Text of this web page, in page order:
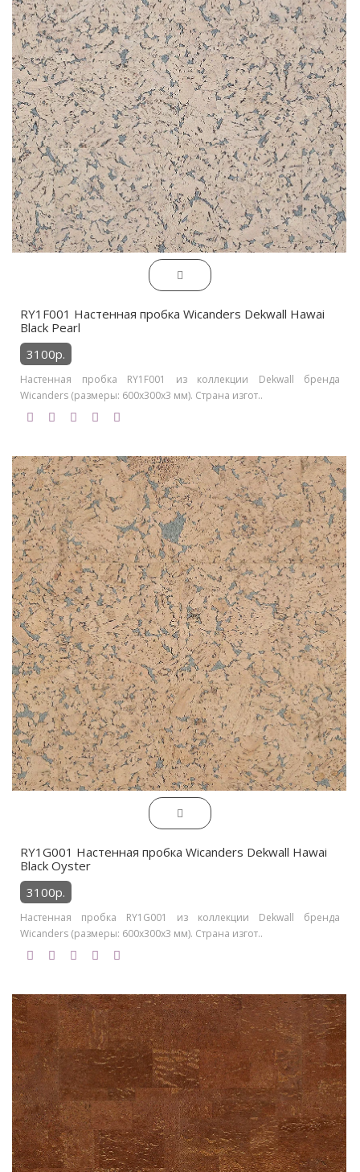
RY1F001 Настенная пробка Wicanders Dekwall Hawai
Black Pearl
3100р.
Настенная пробка RY1F001 из коллекции Dekwall бренда
Wicanders (размеры: 600x300x3 мм). Страна изгот..
RY1G001 Настенная пробка Wicanders Dekwall Hawai
Black Oyster
3100р.
Настенная пробка RY1G001 из коллекции Dekwall бренда
Wicanders (размеры: 600x300x3 мм). Страна изгот..